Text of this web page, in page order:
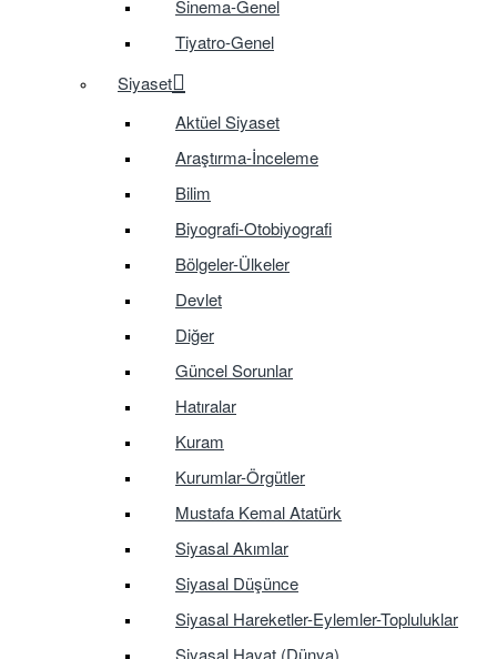
Sinema-Genel
Tiyatro-Genel
Siyaset
Aktüel Siyaset
Araştırma-İnceleme
Bilim
Biyografi-Otobiyografi
Bölgeler-Ülkeler
Devlet
Diğer
Güncel Sorunlar
Hatıralar
Kuram
Kurumlar-Örgütler
Mustafa Kemal Atatürk
Siyasal Akımlar
Siyasal Düşünce
Siyasal Hareketler-Eylemler-Topluluklar
Siyasal Hayat (Dünya)